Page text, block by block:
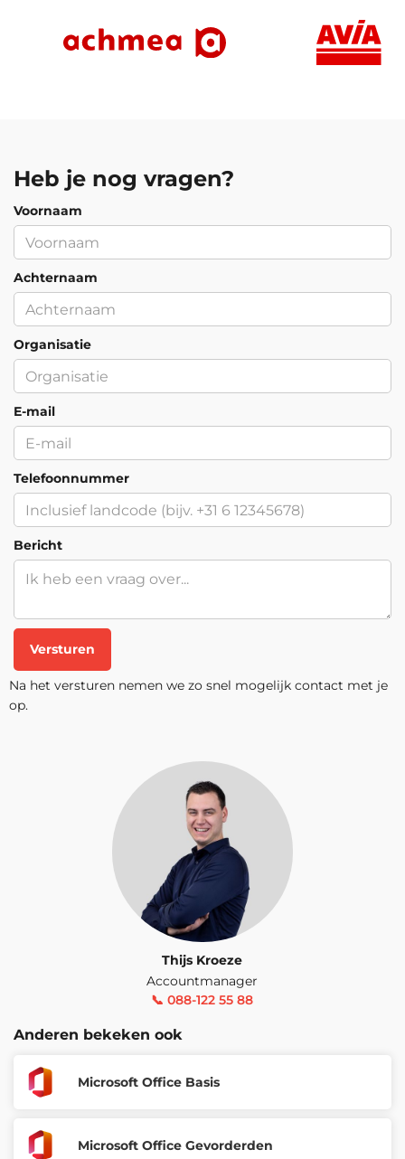
Thijs Kroeze
Accountmanager
📞 088-122 55 88
Heb je nog vragen?
Voornaam
Achternaam
Organisatie
E-mail
Telefoonnummer
Bericht
Versturen
Na het versturen nemen we zo snel mogelijk contact met je
op.
Anderen bekeken ook
Microsoft Office Basis
Microsoft Office Gevorderden